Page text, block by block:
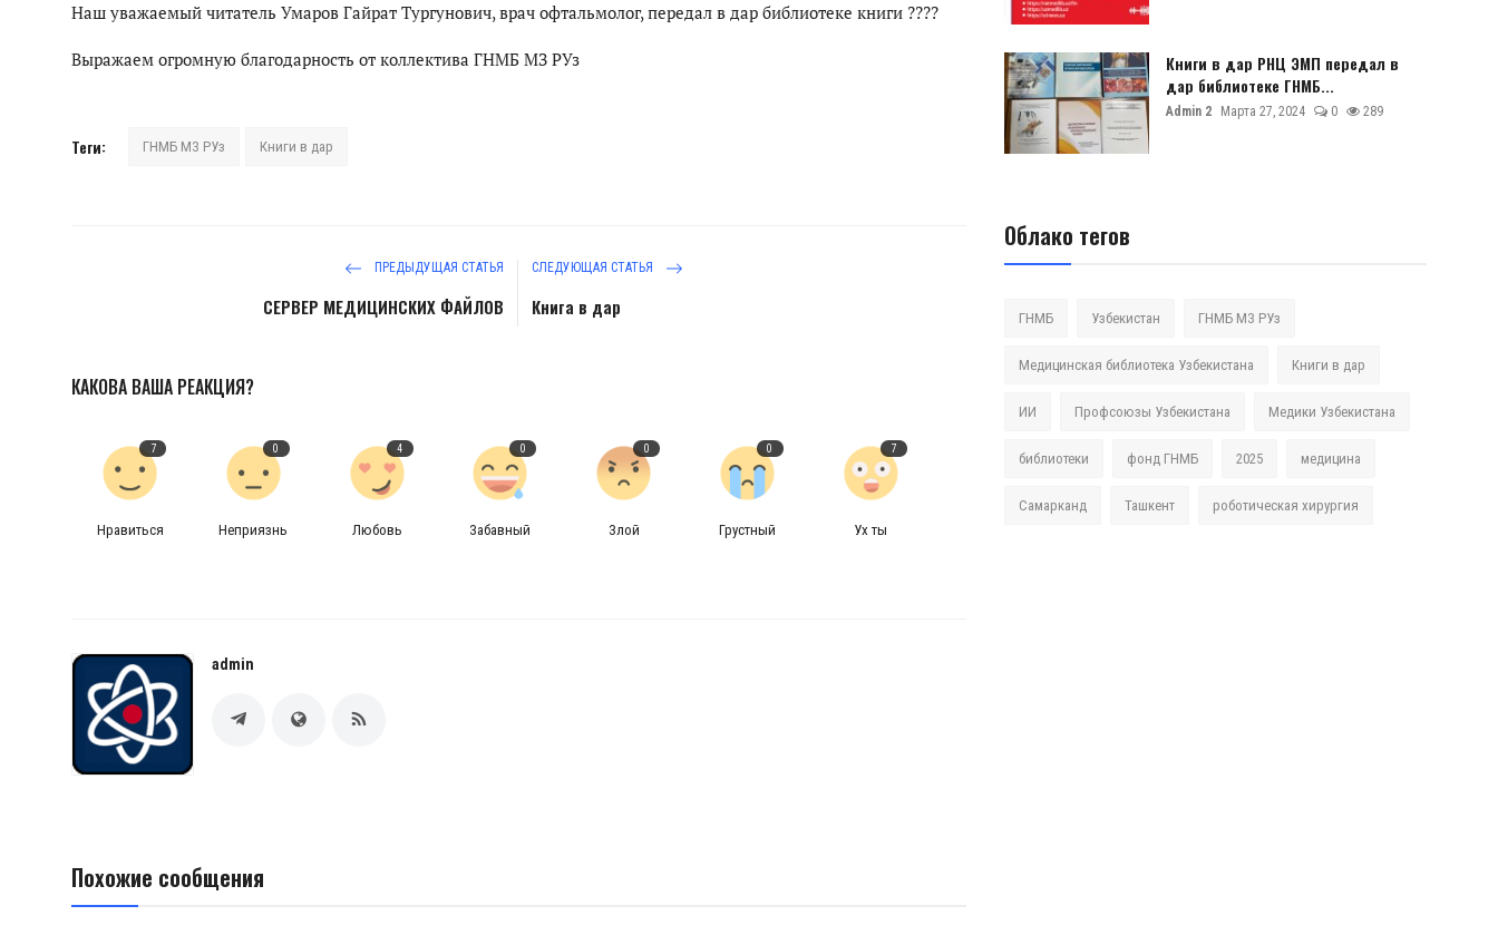
Наш уважаемый читатель Умаров Гайрат Тургунович, врач офтальмолог, передал в дар библиотеке книги ????
Выражаем огромную благодарность от коллектива ГНМБ МЗ РУз
Теги: ГНМБ МЗ РУз Книги в дар
ПРЕДЫДУЩАЯ СТАТЬЯ
СЕРВЕР МЕДИЦИНСКИХ ФАЙЛОВ
СЛЕДУЮЩАЯ СТАТЬЯ
Книга в дар
КАКОВА ВАША РЕАКЦИЯ?
7
Нравиться
0
Неприязнь
4
Любовь
0
Забавный
0
Злой
0
Грустный
7
Ух ты
admin
Похожие сообщения
Книги в дар РНЦ ЭМП передал в
дар библиотеке ГНМБ...
Admin 2 Марта 27, 2024 0 289
Облако тегов
ГНМБ Узбекистан ГНМБ МЗ РУз
Медицинская библиотека Узбекистана Книги в дар
ИИ Профсоюзы Узбекистана Медики Узбекистана
библиотеки фонд ГНМБ 2025 медицина
Самарканд Ташкент роботическая хирургия